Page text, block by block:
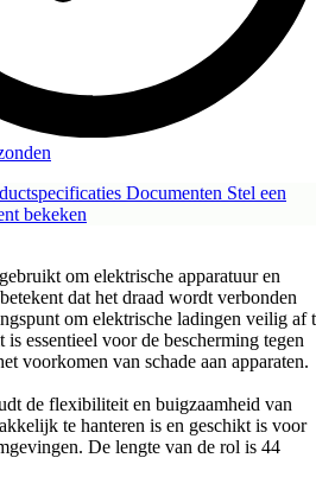
Documenten Stel een
bekeken
om elektrische apparatuur en
dat het draad wordt verbonden
om elektrische ladingen veilig af
essentieel voor de bescherming tegen
voorkomen van schade aan apparaten.
de flexibiliteit en buigzaamheid van
te hanteren is en geschikt is voor
De lengte van de rol is 44